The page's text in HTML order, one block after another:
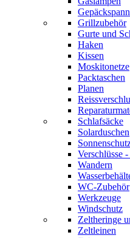
Grillzubehör
Gurte und
Haken
Kissen
Moskitonetze
Packtaschen
Planen
Schlafsäcke
Solarduschen
Verschlüsse -
Wandern
WC-Zubehör
Werkzeuge
Windschutz
Zeltheringe
Zeltleinen